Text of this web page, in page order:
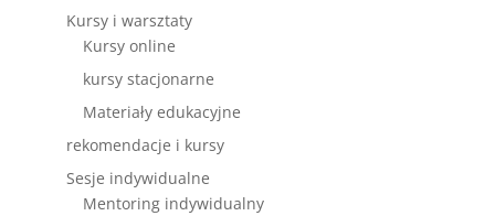
Kursy i warsztaty
Kursy online
kursy stacjonarne
Materiały edukacyjne
rekomendacje i kursy
Sesje indywidualne
Mentoring indywidualny